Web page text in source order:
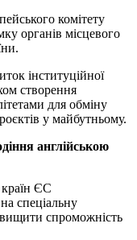
комітету
органів місцевого
інституційної
створення
для обміну
у майбутньому.
англійською
ЄС
спеціальну
спроможність